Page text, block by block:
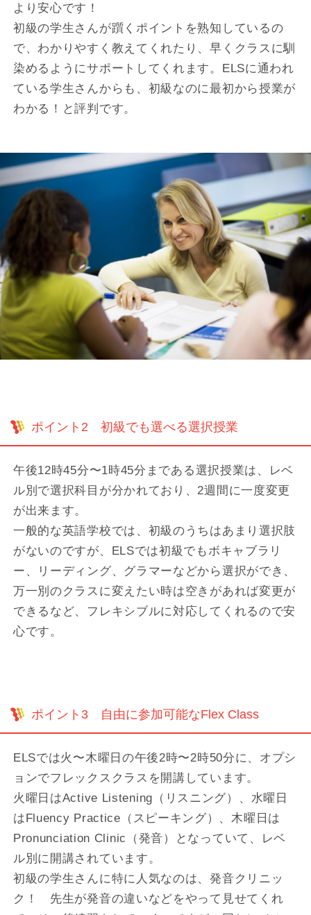
より安心です！
初級の学生さんが躓くポイントを熟知しているの
で、わかりやすく教えてくれたり、早くクラスに馴
染めるようにサポートしてくれます。ELSに通われ
ている学生さんからも、初級なのに最初から授業が
わかる！と評判です。
ポイント2 初級でも選べる選択授業
午後12時45分〜1時45分まである選択授業は、レベ
ル別で選択科目が分かれており、2週間に一度変更
が出来ます。
一般的な英語学校では、初級のうちはあまり選択肢
がないのですが、ELSでは初級でもボキャブラリ
ー、リーディング、グラマーなどから選択ができ、
万一別のクラスに変えたい時は空きがあれば変更が
できるなど、フレキシブルに対応してくれるので安
心です。
ポイント3 自由に参加可能なFlex Class
ELSでは火〜木曜日の午後2時〜2時50分に、オプシ
ョンでフレックスクラスを開講しています。
火曜日はActive Listening（リスニング）、水曜日
はFluency Practice（スピーキング）、木曜日は
Pronunciation Clinic（発音）となっていて、レベ
ル別に開講されています。
初級の学生さんに特に人気なのは、発音クリニッ
ク！ 先生が発音の違いなどをやって見せてくれ